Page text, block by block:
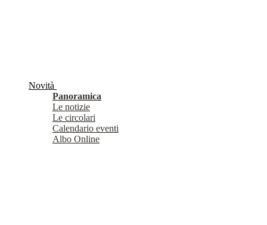
Novità
Panoramica
Le notizie
Le circolari
Calendario eventi
Albo Online